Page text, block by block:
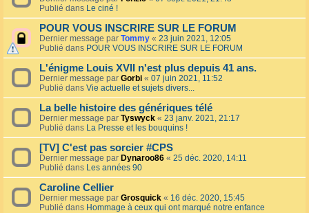
Publié dans Le ciné !
POUR VOUS INSCRIRE SUR LE FORUM
Dernier message par Tommy « 23 juin 2021, 12:05
Publié dans POUR VOUS INSCRIRE SUR LE FORUM
L'énigme Louis XVII n'est plus depuis 41 ans.
Dernier message par Gorbi « 07 juin 2021, 11:52
Publié dans Vie actuelle et sujets divers...
La belle histoire des génériques télé
Dernier message par Tyswyck « 23 janv. 2021, 21:17
Publié dans La Presse et les bouquins !
[TV] C'est pas sorcier #CPS
Dernier message par Dynaroo86 « 25 déc. 2020, 14:11
Publié dans Les années 90
Caroline Cellier
Dernier message par Grosquick « 16 déc. 2020, 15:45
Publié dans Hommage à ceux qui ont marqué notre enfance